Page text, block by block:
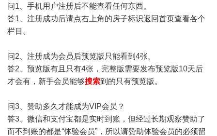
问1、手机用户注册后不能查看任何东西。
答1、注册成功后请点右上角的房子标识返回首页查看各个
栏目。
问2、注册成为会员后预览版只能看到4张。
答2、预览版有且只有4张，完整版需要发布预览版10天后
才会有，新手会员能够搜索到的只有预览版。
问3、赞助多久才能成为VIP会员？
答3、微信和支付宝都是实时到账，但经过长期观察赞助了
而不到账的都是“体验会员”，所以请赞助体验会员的必须留